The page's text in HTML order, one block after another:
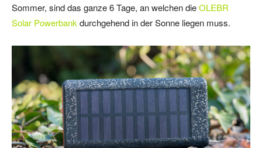
Sommer, sind das ganze 6 Tage, an welchen dieOLEBR
Solar Powerbank durchgehend in der Sonne liegen muss.